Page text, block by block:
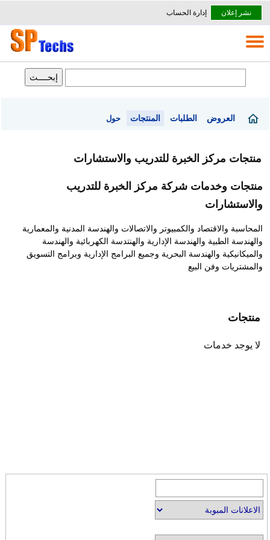
نشر إعلان إدارة الحساب
العروض الطلبات المنتجات حول
منتجات مركز الخبرة للتدريب والاستشارات
منتجات وخدمات شركة مركز الخبرة للتدريب
والاستشارات
المحاسبة والاقتصاد والكمبيوتر والاتصالات والهندسة المدنية والمعمارية
والهندسة الطبية والهندسة الإدارية والهنتدسة الكهربائية والهندسة
والميكانيكية والهندسة البحرية وجميع البرامج الإدارية وبرامج التسويق
والمشتريات وفن البيع
منتجات
لا يوجد خدمات